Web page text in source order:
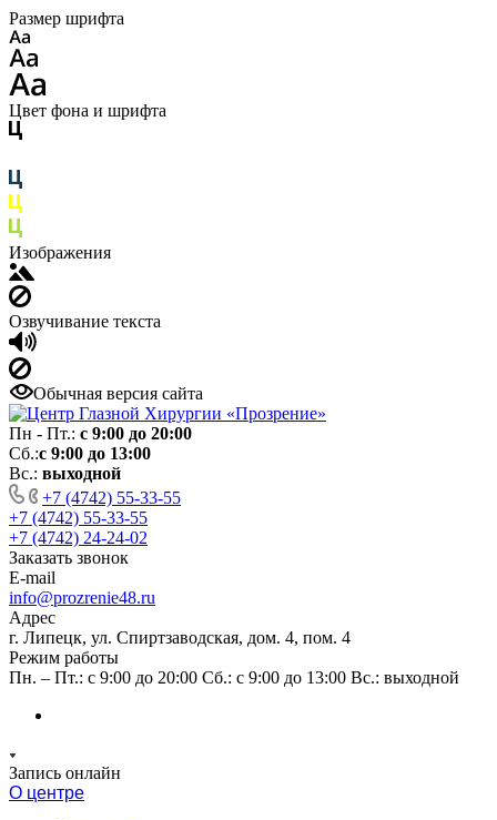
Размер шрифта
Цвет фона и шрифта
Изображения
Озвучивание текста
Обычная версия сайта
Пн - Пт.: с 9:00 до 20:00
Сб.:с 9:00 до 13:00
Вс.: выходной
+7 (4742) 55-33-55
+7 (4742) 55-33-55
+7 (4742) 24-24-02
Заказать звонок
E-mail
info@prozrenie48.ru
Адрес
г. Липецк, ул. Спиртзаводская, дом. 4, пом. 4
Режим работы
Пн. – Пт.: с 9:00 до 20:00 Сб.: с 9:00 до 13:00 Вс.: выходной
Запись онлайн
О центре